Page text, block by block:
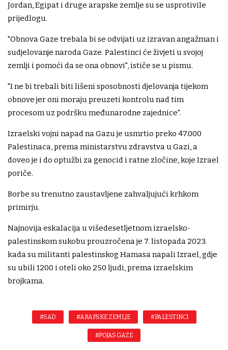
Jordan, Egipat i druge arapske zemlje su se usprotivile
prijedlogu.
"Obnova Gaze trebala bi se odvijati uz izravan angažman i
sudjelovanje naroda Gaze. Palestinci će živjeti u svojoj
zemlji i pomoći da se ona obnovi", ističe se u pismu.
"I ne bi trebali biti lišeni sposobnosti djelovanja tijekom
obnove jer oni moraju preuzeti kontrolu nad tim
procesom uz podršku međunarodne zajednice".
Izraelski vojni napad na Gazu je usmrtio preko 47.000
Palestinaca, prema ministarstvu zdravstva u Gazi, a
doveo je i do optužbi za genocid i ratne zločine, koje Izrael
poriče.
Borbe su trenutno zaustavljene zahvaljujući krhkom
primirju.
Najnovija eskalacija u višedesetljetnom izraelsko-
palestinskom sukobu prouzročena je 7. listopada 2023.
kada su militanti palestinskog Hamasa napali Izrael, gdje
su ubili 1200 i oteli oko 250 ljudi, prema izraelskim
brojkama.
#SAD #ARAPSKE ZEMLJE #PALESTINCI
#POJAS GAZE